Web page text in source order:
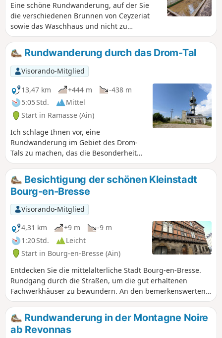
Eine schöne Rundwanderung, auf der Sie
die verschiedenen Brunnen von Ceyzeriat
sowie das Waschhaus und nicht zu
vergessen den sehr schönen Wasserfall mit
seinen Wasserläufen entdecken können.
Rundwanderung durch das Drom-Tal
Visorando-Mitglied
13,47 km
+444 m
-438 m
5:05 Std.
Mittel
Start in Ramasse (Ain)
Ich schlage Ihnen vor, eine
Rundwanderung im Gebiet des Drom-
Tals zu machen, das die Besonderheit
hat, dass es keine oberirdisch
fließenden Gewässer gibt. Nachdem Sie
die Dörfer Ramasse und Drom
durchquert haben, führt der Weg über
einige Anhöhen, insbesondere in der
Nähe der Kapelle Notre-Dame des
Conches, und bietet einige schöne
Ausblicke.
Besichtigung der schönen Kleinstadt
Bourg-en-Bresse
Visorando-Mitglied
4,31 km
+9 m
-9 m
1:20 Std.
Leicht
Start in Bourg-en-Bresse (Ain)
Entdecken Sie die mittelalterliche Stadt Bourg-en-Bresse.
Rundgang durch die Straßen, um die gut erhaltenen
Fachwerkhäuser zu bewundern. An den bemerkenswerten
Fassaden sind Tafeln angebracht, die ihre Geschichte
erklären.Start am Parkplatz des Klosters von Brou, einem
bemerkenswerten Bauwerk, das unbedingt einen Besuch
wert ist.
Rundwanderung in der Montagne Noire
ab Revonnas